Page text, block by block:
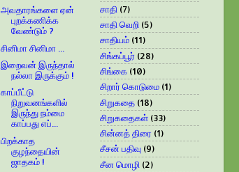
அவதாரங்களை ஏன்
புறக்கணிக்க
வேண்டும் ?
சினிமா சினிமா ...
இறைவன் இருந்தால்
நல்லா இருக்கும் !
காப்பீட்டு
நிறுவனங்களில்
இருந்து நம்மை
காப்பது எப்...
பிறக்காத
குழந்தையின்
ஜாதகம் !
சாதி (7)
சாதி வெறி (5)
சாதியம் (11)
சிங்கப்பூர் (28)
சிங்கை (10)
சிறார் கொடுமை (1)
சிறுகதை (18)
சிறுகதைகள் (33)
சின்னத் திரை (1)
சீசன் பதிவு (9)
சீன மொழி (2)